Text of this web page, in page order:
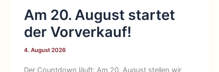
Am 20. August startet
der Vorverkauf!
4. August 2026